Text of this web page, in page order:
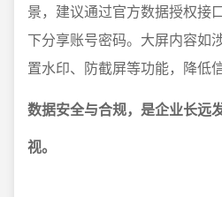
景，建议通过官方数据授权接
下分享账号密码。大屏内容如
置水印、防截屏等功能，降低
数据安全与合规，是企业长远
视。